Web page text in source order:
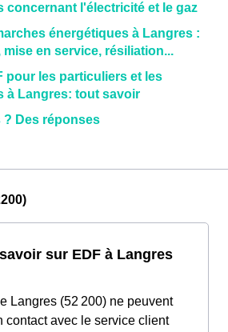
concernant l'électricité et le gaz
énergétiques à Langres :
en service, résiliation...
pour les particuliers et les
à Langres: tout savoir
? Des réponses
sur EDF à Langres
Langres (52 200) ne peuvent
contact avec le service client